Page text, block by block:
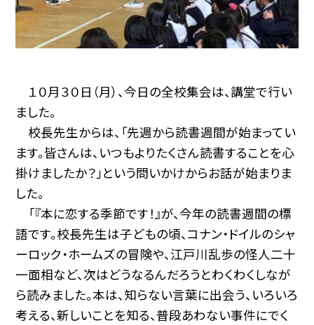
１０月３０日（月）、今日の全校集会は、講堂で行い
ました。
校長先生からは、「先週から読書週間が始まってい
ます。皆さんは、いつもよりたくさん読書することを心
掛けましたか？」という問いかけからお話が始まりま
した。
「『本に恋する季節です！』が、今年の読書週間の標
語です。校長先生は子どもの頃、コナン・ドイルのシャ
ーロック・ホームズの冒険や、江戸川乱歩の怪人二十
一面相など、次はどうなるんだろうとわくわくしなが
ら読みました。本は、知らない言葉に出会う、いろいろ
考える、新しいことを知る、普段あわない事件にでく